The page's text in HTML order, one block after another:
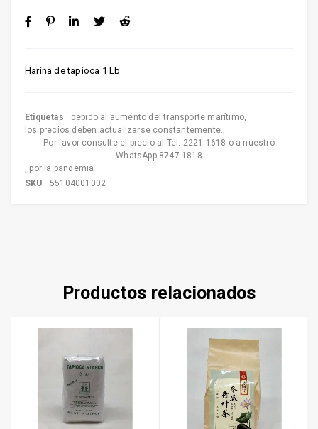
Harina de tapioca 1 Lb
Etiquetas debido al aumento del transporte marítimo,
los precios deben actualizarse constantemente.,
Por favor consulte el precio al Tel. 2221-1618 o a nuestro
WhatsApp 8747-1818
, por la pandemia
SKU
55104001002
Productos relacionados